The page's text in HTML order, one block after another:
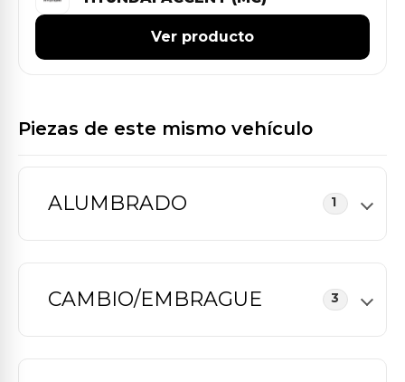
Ver producto
Piezas de este mismo vehículo
ALUMBRADO 1
CAMBIO/EMBRAGUE 3